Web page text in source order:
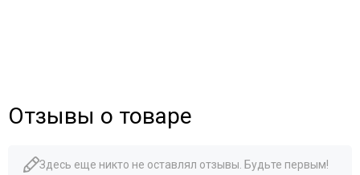
Отзывы о товаре
Здесь еще никто не оставлял отзывы. Будьте первым!